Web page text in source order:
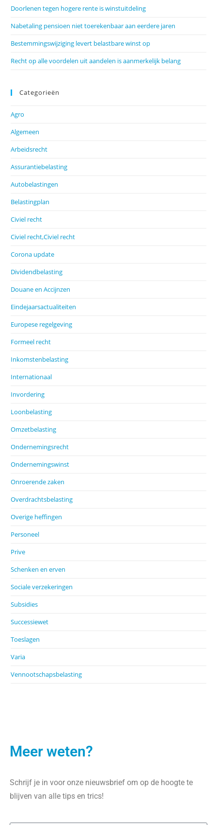
Doorlenen tegen hogere rente is winstuitdeling
Nabetaling pensioen niet toerekenbaar aan eerdere jaren
Bestemmingswijziging levert belastbare winst op
Recht op alle voordelen uit aandelen is aanmerkelijk belang
Categorieën
Agro
Algemeen
Arbeidsrecht
Assurantiebelasting
Autobelastingen
Belastingplan
Civiel recht
Civiel recht,Civiel recht
Corona update
Dividendbelasting
Douane en Accijnzen
Eindejaarsactualiteiten
Europese regelgeving
Formeel recht
Inkomstenbelasting
Internationaal
Invordering
Loonbelasting
Omzetbelasting
Ondernemingsrecht
Ondernemingswinst
Onroerende zaken
Overdrachtsbelasting
Overige heffingen
Personeel
Prive
Schenken en erven
Sociale verzekeringen
Subsidies
Successiewet
Toeslagen
Varia
Vennootschapsbelasting
Meer weten?
Schrijf je in voor onze nieuwsbrief om op de hoogte te
blijven van alle tips en trics!